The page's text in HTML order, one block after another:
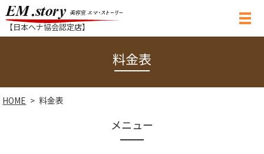
【日本ヘナ協会認定店】
料金表
HOME 料金表
メニュー